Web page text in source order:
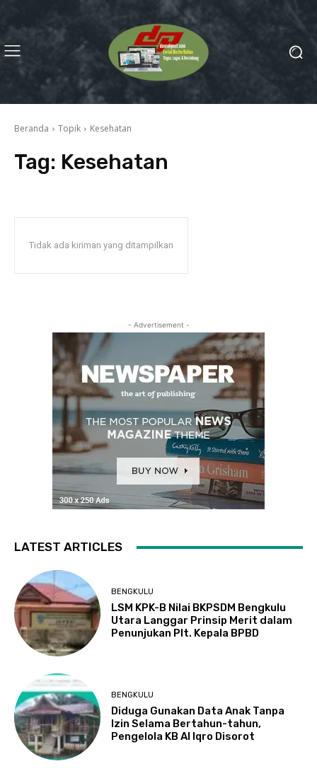
Beranda Topik Kesehatan
Tag: Kesehatan
Tidak ada kiriman yang ditampilkan
- Advertisement -
LATEST ARTICLES
BENGKULU
LSM KPK-B Nilai BKPSDM Bengkulu
Utara Langgar Prinsip Merit dalam
Penunjukan Plt. Kepala BPBD
BENGKULU
Diduga Gunakan Data Anak Tanpa
Izin Selama Bertahun-tahun,
Pengelola KB Al Iqro Disorot